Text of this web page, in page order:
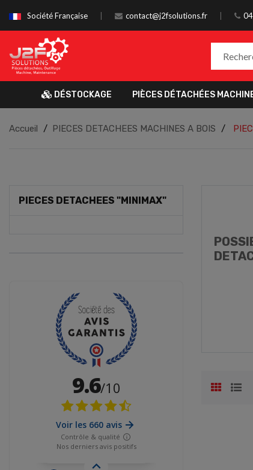
Société Française contact@j2fsolutions.fr
DÉSTOCKAGE PIÈCES DÉTACHÉES
Accueil PIECES DETACHEES MACHINES A BOIS
PIECES DETACHEES "MINIMAX"